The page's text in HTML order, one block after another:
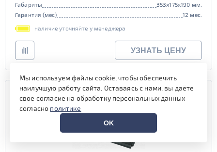
Габариты
353x175x190 мм.
Гарантия (мес)
12 мес.
наличие уточняйте у менеджера
УЗНАТЬ ЦЕНУ
Мы используем файлы cookie, чтобы обеспечить
наилучшую работу сайта. Оставаясь с нами, вы даёте
свое согласие на обработку персональных данных
согласно политике
OK